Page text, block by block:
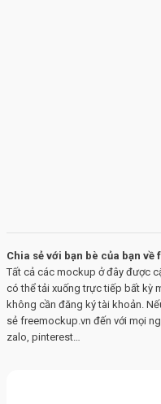
Chia sẻ với bạn bè của bạn
Tất cả các mockup ở đây được
có thể tải xuống trực tiếp bất kỳ
không cần đăng ký tài khoản.
sẻ freemockup.vn đến với mọi
zalo, pinterest…